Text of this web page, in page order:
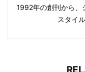
1992年の創刊から、
スタイ